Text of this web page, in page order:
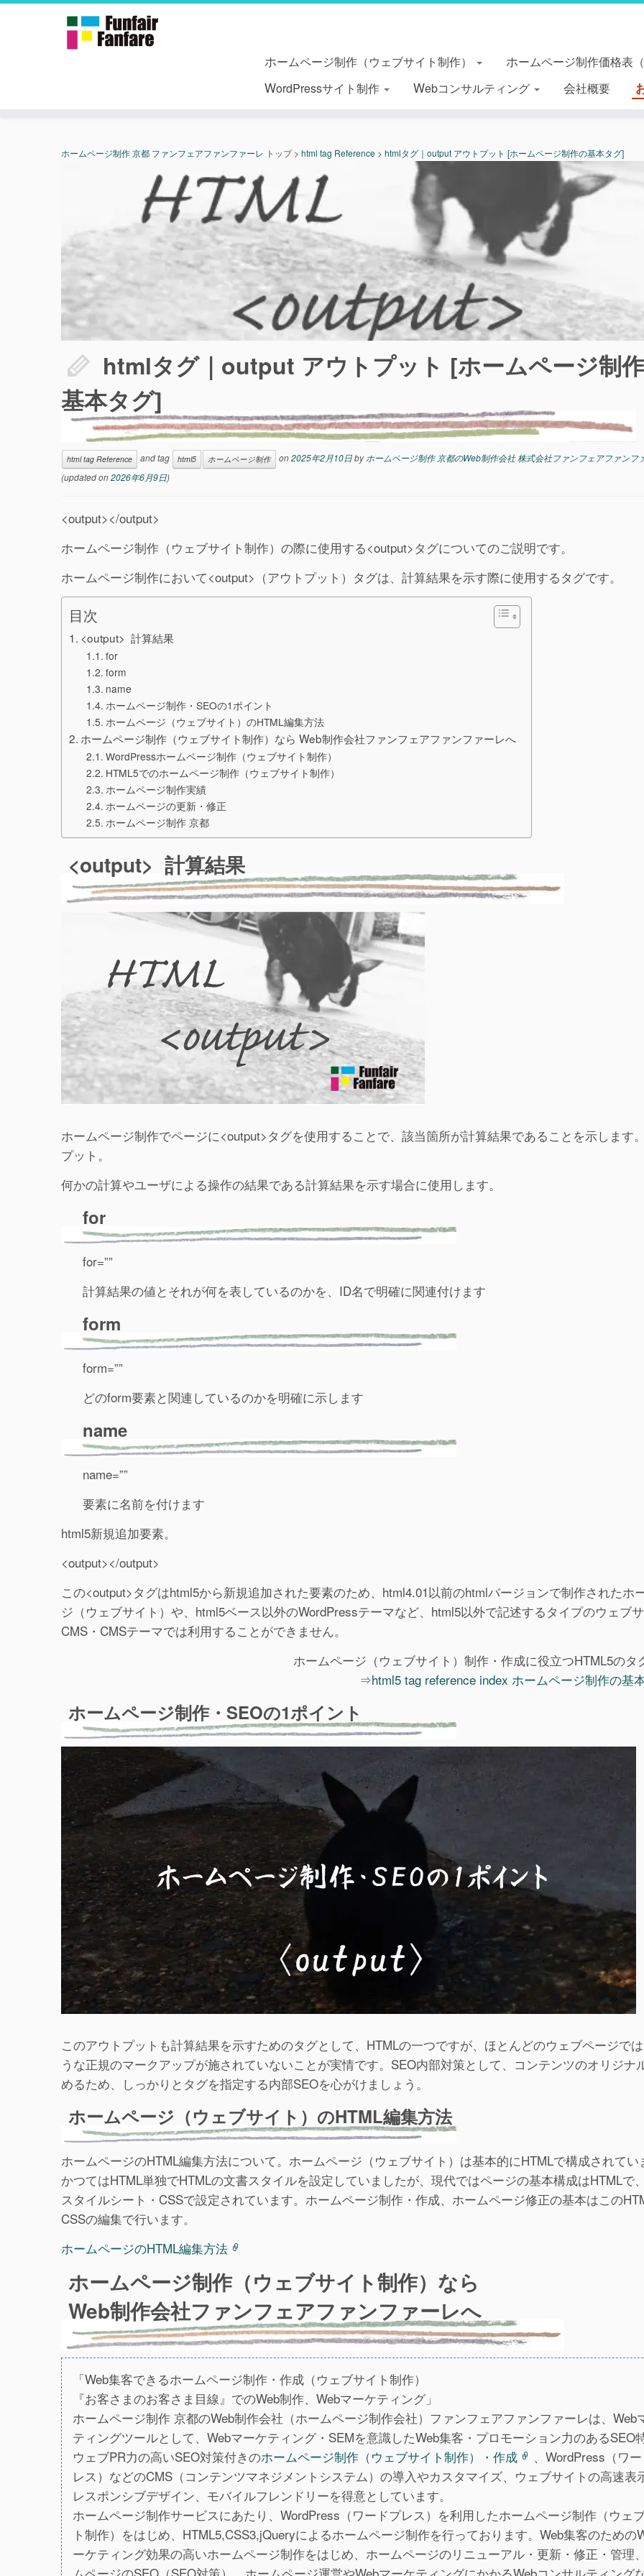
ホームページ制作（ウェブサイト制作）
ホームページ制作価格
WordPressサイト制作
Webコンサルティング 会社概要
ホームページ制作 京都 ファンフェアファンファーレ トップ> html tag Reference > htmlタグ｜output アウトプット [ホームページ制作の基本タグ]
htmlタグ｜output アウトプット [ホームページ制
基本タグ]
html tag Reference and tag html5 ホームページ制作 on2025年2月10日byホームページ制作 京都のWeb制作会社 株式会社ファンフェアファンフ
(updated on2026年6月9日)
<output></output>
ホームページ制作（ウェブサイト制作）の際に使用する<output>タグについてのご説明です。
ホームページ制作において<output>（アウトプット）タグは、計算結果を示す際に使用するタグです。
目次
<output> 計算結果
for
form
name
ホームページ制作・SEOの1ポイント
ホームページ（ウェブサイト）のHTML編集方法
ホームページ制作（ウェブサイト制作）なら Web制作会社ファンフェアファンファーレへ
WordPressホームページ制作（ウェブサイト制作）
HTML5でのホームページ制作（ウェブサイト制作）
ホームページ制作実績
ホームページの更新・修正
ホームページ制作 京都
<output> 計算結果
ホームページ制作でページに<output>タグを使用することで、該当箇所が計算結果であることを示します
プット。
何かの計算やユーザによる操作の結果である計算結果を示す場合に使用します。
for
for=””
計算結果の値とそれが何を表しているのかを、ID名で明確に関連付けます
form
form=””
どのform要素と関連しているのかを明確に示します
name
name=””
要素に名前を付けます
html5新規追加要素。
<output></output>
この<output>タグはhtml5から新規追加された要素のため、html4.01以前のhtmlバージョンで制作されたホ
ジ（ウェブサイト）や、html5ベース以外のWordPressテーマなど、html5以外で記述するタイプのウェブ
CMS・CMSテーマでは利用することができません。
ホームページ（ウェブサイト）制作・作成に役立つHTML5のタ
⇒html5 tag reference index ホームページ制作の基
ホームページ制作・SEOの1ポイント
このアウトプットも計算結果を示すためのタグとして、HTMLの一つですが、ほとんどのウェブページで
うな正規のマークアップが施されていないことが実情です。SEO内部対策として、コンテンツのオリジナ
めるため、しっかりとタグを指定する内部SEOを心がけましょう。
ホームページ（ウェブサイト）のHTML編集方法
ホームページのHTML編集方法について。ホームページ（ウェブサイト）は基本的にHTMLで構成されてい
かつてはHTML単独でHTMLの文書スタイルを設定していましたが、現代ではページの基本構成はHTMLで
スタイルシート・CSSで設定されています。ホームページ制作・作成、ホームページ修正の基本はこの
CSSの編集で行います。
ホームページのHTML編集方法
ホームページ制作（ウェブサイト制作）なら
Web制作会社ファンフェアファンファーレへ
「Web集客できるホームページ制作・作成（ウェブサイト制作）
『お客さまのお客さま目線』でのWeb制作、Webマーケティング」
ホームページ制作 京都のWeb制作会社（ホームページ制作会社）ファンフェアファンファーレは、Web
ティングツールとして、Webマーケティング・SEMを意識したWeb集客・プロモーション力のあるSEO
ウェブPR力の高いSEO対策付きのホームページ制作（ウェブサイト制作）・作成
、WordPress（ワ
レス）などのCMS（コンテンツマネジメントシステム）の導入やカスタマイズ、ウェブサイトの高速表
レスポンシブデザイン、モバイルフレンドリーを得意としています。
ホームページ制作サービスにあたり、WordPress（ワードプレス）を利用したホームページ制作（ウェ
ト制作）をはじめ、HTML5,CSS3,jQueryによるホームページ制作を行っております。Web集客のための
ーケティング効果の高いホームページ制作をはじめ、ホームページのリニューアル・更新・修正・管理